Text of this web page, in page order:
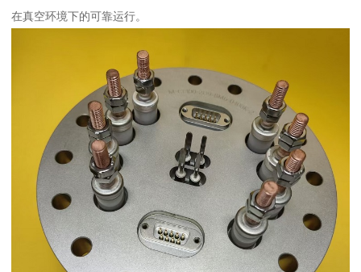
在真空环境下的可靠运行。